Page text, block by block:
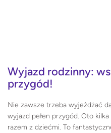
Wyjazd rodzinny:
przygód!
Nie zawsze trzeba wyjeżdżać
wyjazd pełen przygód. Oto
razem z dziećmi. To